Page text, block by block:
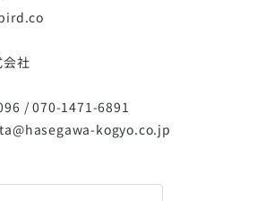
社
/ 070-1471-6891
kogyo.co.jp